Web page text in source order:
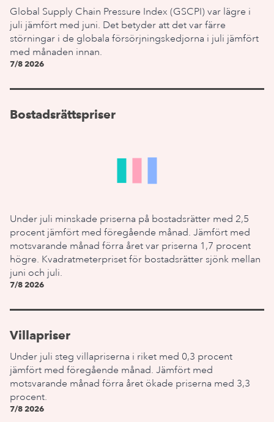
Global Supply Chain Pressure Index (GSCPI) var lägre i
juli jämfört med juni. Det betyder att det var färre
störningar i de globala försörjningskedjorna i juli jämfört
med månaden innan.
7/8 2026
Bostadsrättspriser
Under juli minskade priserna på bostadsrätter med 2,5
procent jämfört med föregående månad. Jämfört med
motsvarande månad förra året var priserna 1,7 procent
högre. Kvadratmeterpriset för bostadsrätter sjönk mellan
juni och juli.
7/8 2026
Villapriser
Under juli steg villapriserna i riket med 0,3 procent
jämfört med föregående månad. Jämfört med
motsvarande månad förra året ökade priserna med 3,3
procent.
7/8 2026